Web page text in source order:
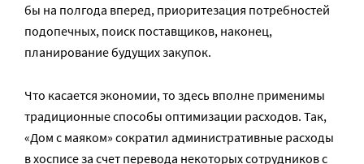
бы на полгода вперед, приоритезация потребностей
подопечных, поиск поставщиков, наконец,
планирование будущих закупок.
Что касается экономии, то здесь вполне применимы
традиционные способы оптимизации расходов. Так,
«Дом с маяком» сократил административные расходы
в хосписе за счет перевода некоторых сотрудников с